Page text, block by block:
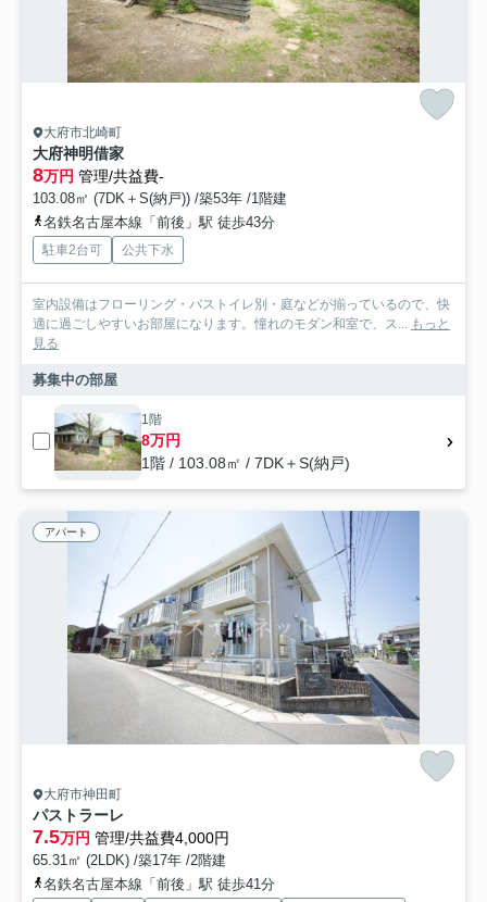
大府市北崎町
大府神明借家
8万円 管理/共益費-
103.08㎡ (7DK＋S(納戸)) /築53年 /1階建
名鉄名古屋本線「前後」駅 徒歩43分
駐車2台可 公共下水
室内設備はフローリング・バストイレ別・庭などが揃っているので、快
適に過ごしやすいお部屋になります。憧れのモダン和室で、ス...
もっと
見る
募集中の部屋
1階
8万円
1階 / 103.08㎡ / 7DK＋S(納戸)
アパート
大府市神田町
パストラーレ
7.5万円 管理/共益費4,000円
65.31㎡ (2LDK) /築17年 /2階建
名鉄名古屋本線「前後」駅 徒歩41分